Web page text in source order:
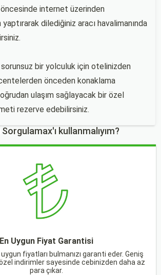
internet üzerinden
dilediğiniz aracı havalimanında
bir yolculuk için otelinizden
önceden konaklama
ulaşım sağlayacak bir özel
rezerve edebilirsiniz.
kullanmalıyım?
En Uygun Fiyat Garantisi
fiyatları bulmanızı garanti eder. Geniş
özel indirimler sayesinde cebinizden daha az
para çıkar.